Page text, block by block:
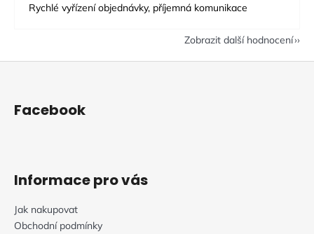
Rychlé vyřízení objednávky, příjemná komunikace
Zobrazit další hodnocení
Z
Facebook
Informace pro vás
Jak nakupovat
Obchodní podmínky